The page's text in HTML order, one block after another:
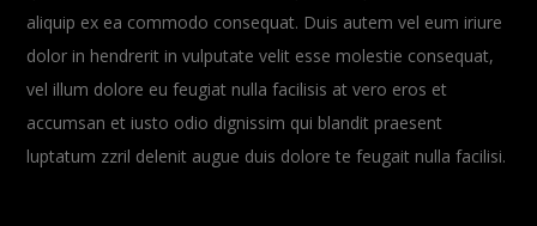
aliquip ex ea commodo consequat. Duis autem vel eum iriure
dolor in hendrerit in vulputate velit esse molestie consequat,
vel illum dolore eu feugiat nulla facilisis at vero eros et
accumsan et iusto odio dignissim qui blandit praesent
luptatum zzril delenit augue duis dolore te feugait nulla facilisi.